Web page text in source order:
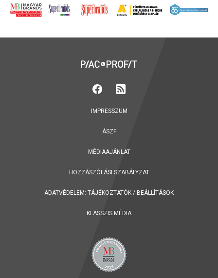
IMPRESSZUM
ÁSZF
MÉDIAAJÁNLAT
HOZZÁSZÓLÁSI SZABÁLYZAT
ADATVÉDELEM: TÁJÉKOZTATÓK / BEÁLLÍTÁSOK
KLASSZIS MÉDIA